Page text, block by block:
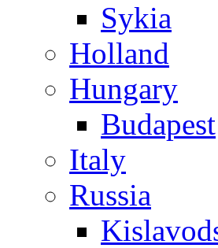
Sykia
Holland
Hungary
Budapest
Italy
Russia